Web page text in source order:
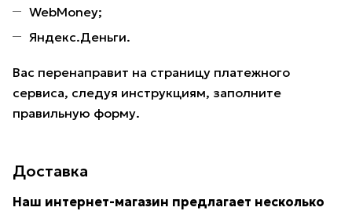
WebMoney;
Яндекс.Деньги.
Вас перенаправит на страницу платежного
сервиса, следуя инструкциям, заполните
правильную форму.
Доставка
Наш интернет-магазин предлагает несколько